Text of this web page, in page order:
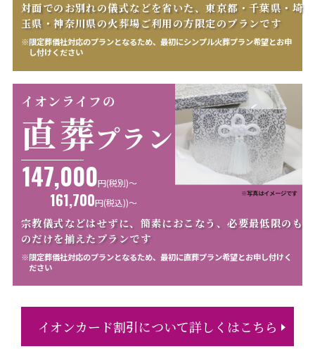
対面でのお別れの儀式などを省いた、東京都・千葉県・ 埼
玉県・神奈川県の火葬場ご利用の方限定のプランです
※限定葬儀社対応のプランとなるため、最初にシンプル火葬プラン希望とお申
し付けください
イオンライフの
直葬プラン
147,000円(税別)〜
161,700円(税込))〜
宗教儀式などはせずに、簡素におこなう、必要最低限のも
のだけを揃えたプランです
※限定葬儀社対応のプランとなるため、最初に直葬プラン希望とお申し付けく
ださい
※写真はイメージです
イオンカード割引について詳しくはこちら